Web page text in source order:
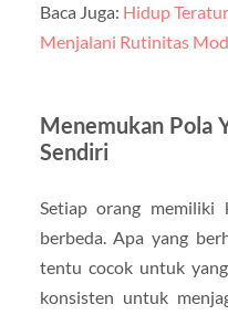
Baca Juga: Hidup
Menjalani Rutinitas
Menemukan Pola
Sendiri
Setiap orang memiliki
berbeda. Apa yang
tentu cocok untuk
konsisten untuk